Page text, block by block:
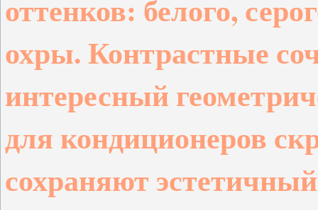
оттенков: белого,
охры. Контрастные
интересный
для кондиционеров
сохраняют